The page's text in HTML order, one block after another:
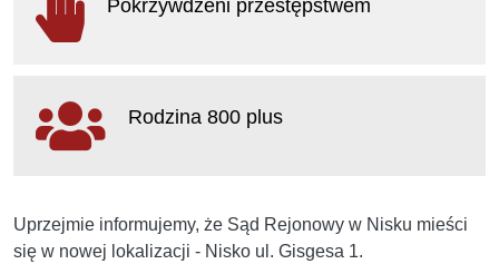
Uprzejmie informujemy, że Sąd Rejonowy w Nisku mieści
się w nowej lokalizacji - Nisko ul. Gisgesa 1.
nowym
Pokrzywdzeni przestępstwem
nowym
Rodzina 800 plus
w
nowym